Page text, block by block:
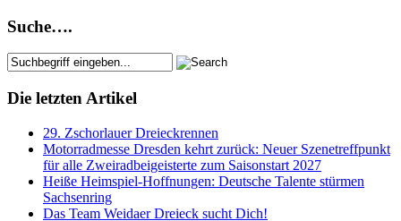
Suche….
Die letzten Artikel
29. Zschorlauer Dreieckrennen
Motorradmesse Dresden kehrt zurück: Neuer Szenetreffpunkt
für alle Zweiradbeigeisterte zum Saisonstart 2027
Heiße Heimspiel-Hoffnungen: Deutsche Talente stürmen
Sachsenring
Das Team Weidaer Dreieck sucht Dich!